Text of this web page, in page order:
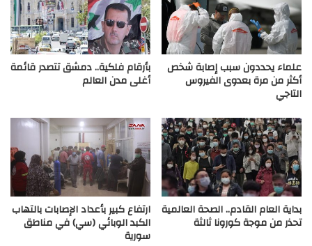
علماء يحددون سبب إصابة شخص
أكثر من مرة بعدوى الفيروس
التاجي
بأرقام فلكية.. دمشق تتصدر قائمة
أغلى مدن العالم
بداية العام القادم.. الصحة العالمية
تحذر من موجة كورونا ثالثة
ارتفاع كبير بأعداد الإصابات بالتهاب
الكبد الوبائي (سي) في مناطق
سورية